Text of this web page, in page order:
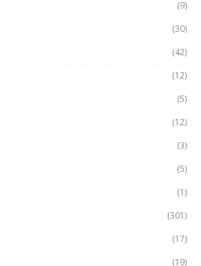
(9)
(30)
(42)
(12)
(5)
(12)
(3)
(5)
(1)
(301)
(17)
(19)